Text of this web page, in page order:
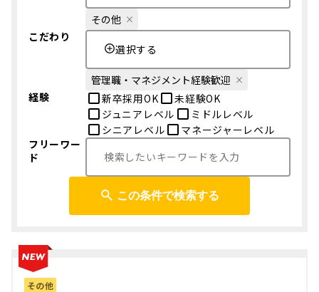
その他
こだわり
選択する
管理職・マネジメント経験歓迎
経験
新卒採用OK
未経験OK
ジュニアレベル
ミドルレベル
シニアレベル
マネージャーレベル
フリーワー
ド
この条件で検索する
その他